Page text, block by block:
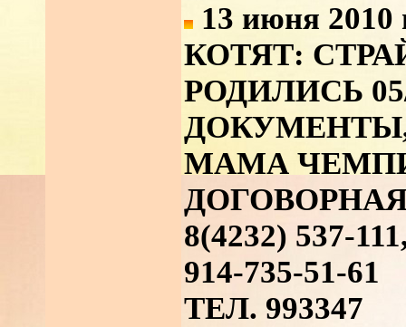
13 июня 2010
КОТЯТ:
РОДИЛИСЬ 05/
МАМА
8(4232) 537-
914-735-51-61
ТЕЛ. 993347